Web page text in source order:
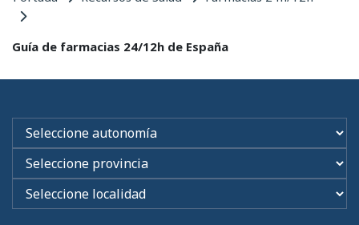
Guía de farmacias 24/12h de España